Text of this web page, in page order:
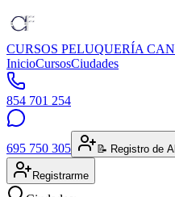
CURSOS PELUQUERÍA
InicioCursosCiudades
854 701 254
695 750 305 📝 Registro de
Registrarme